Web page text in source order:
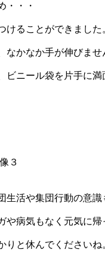
・・・
けることができました
なかなか手が伸びませ
ニール袋を片手に
生活や集団行動の意
や病気もなく元気に
と休んでください